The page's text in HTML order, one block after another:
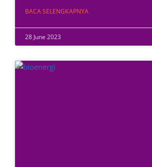
BACA SELENGKAPNYA
28 June 2023